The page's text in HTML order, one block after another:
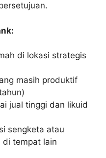
di lokasi strategis
masih produktif
jual tinggi dan likuid
sengketa atau
di tempat lain